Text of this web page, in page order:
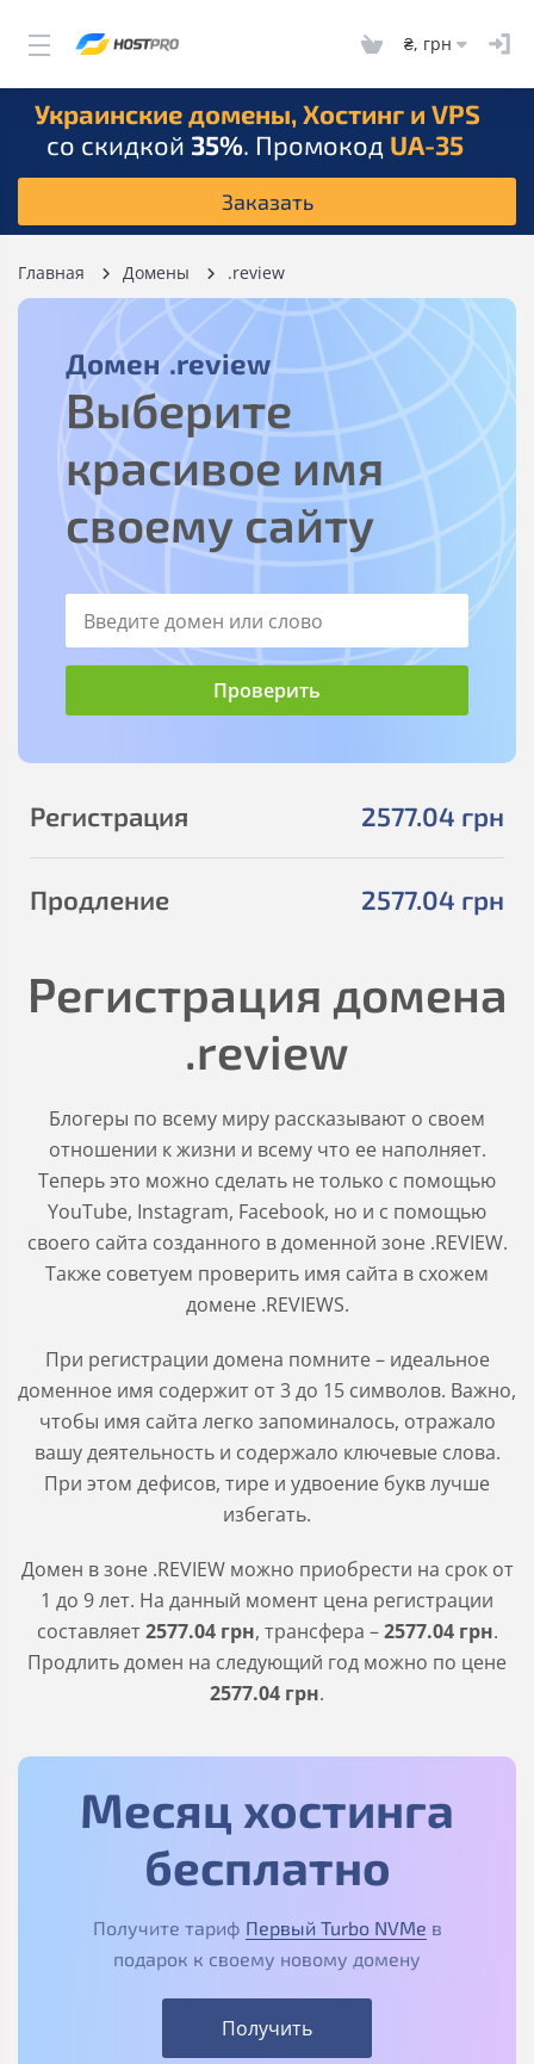
₴, грн
Украинские домены, Хостинг и VPS
со скидкой 35%. Промокод UA-35
Заказать
Главная Домены .review
Домен .review
Выберите
красивое имя
своему сайту
2577.04 грн
Регистрация
2577.04 грн
Продление
Регистрация домена
.review
Блогеры по всему миру рассказывают о своем
отношении к жизни и всему что ее наполняет.
Теперь это можно сделать не только с помощью
YouTube, Instagram, Facebook, но и с помощью
своего сайта созданного в доменной зоне .REVIEW.
Также советуем проверить имя сайта в схожем
домене .REVIEWS.
При регистрации домена помните – идеальное
доменное имя содержит от 3 до 15 символов. Важно,
чтобы имя сайта легко запоминалось, отражало
вашу деятельность и содержало ключевые слова.
При этом дефисов, тире и удвоение букв лучше
избегать.
Домен в зоне .REVIEWможно приобрести на срок от
1 до 9 лет. На данный момент цена регистрации
составляет2577.04грн, трансфера –2577.04грн.
Продлить домен на следующий год можно по цене
2577.04 грн.
Месяц хостинга
бесплатно
Получите тариф Первый Turbo NVMe в
подарок к своему новому домену
Получить